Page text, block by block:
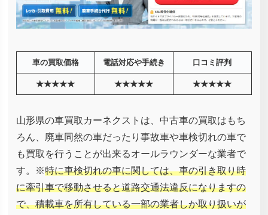
車の買取価格 電話対応や手続き 口コミ評判
★★★★★ ★★★★★ ★★★★★
山形県の車買取カーネクストは、中古車の買取はもち
ろん、廃車同然の車だったり事故車や車検切れの車で
も買取を行うことが出来るオールラウンダーな業者で
す。※特に車検切れの車に関しては、車の引き取り時
に牽引車で移動させると道路交通法違反になりますの
で、積載車を所有している一部の業者しか取り扱いが